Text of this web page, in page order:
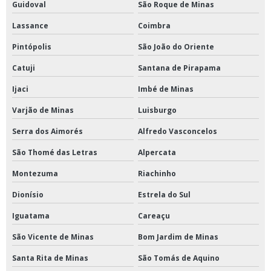
Guidoval São Roque de Minas
Lassance Coimbra
Pintópolis São João do Oriente
Catuji Santana de Pirapama
Ijaci Imbé de Minas
Varjão de Minas Luisburgo
Serra dos Aimorés Alfredo Vasconcelos
São Thomé das Letras Alpercata
Montezuma Riachinho
Dionísio Estrela do Sul
Iguatama Careaçu
São Vicente de Minas Bom Jardim de Minas
Santa Rita de Minas São Tomás de Aquino